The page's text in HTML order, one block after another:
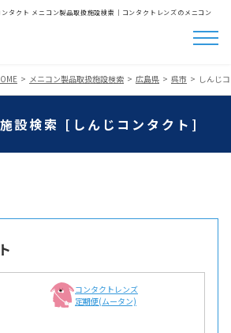
ンタクト メニコン製品取扱施設検索│コンタクトレンズのメニコン
メニコン製品取扱施設検索 広島県 呉市 しんじ
設検索 [しんじコンタクト]
コンタクトレンズ
定期便(ムータン)